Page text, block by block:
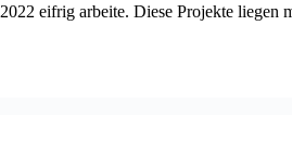
eifrig arbeite. Diese Projekte